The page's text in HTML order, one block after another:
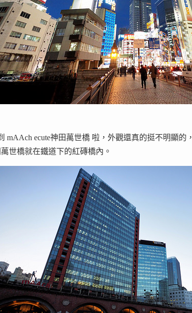
mAAch ecute神田萬世橋 啦，外觀還真的挺不明顯的，
世橋就在鐵道下的紅磚橋內。